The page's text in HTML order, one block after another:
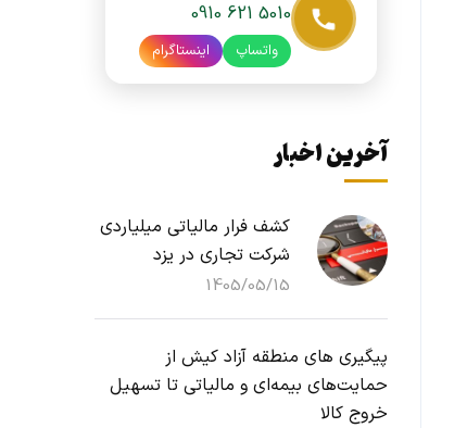
0910 621 5010
واتساپ اینستاگرام
آخرین اخبار
کشف فرار مالیاتی میلیاردی
شرکت تجاری در یزد
1405/05/15
پیگیری های منطقه آزاد کیش از
حمایت‌های بیمه‌ای و مالیاتی تا تسهیل
خروج کالا